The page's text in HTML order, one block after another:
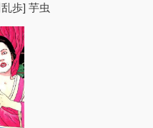
歩] 芋虫